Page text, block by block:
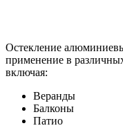
Остекление
применение в
включая:
Веранды
Балконы
Патио